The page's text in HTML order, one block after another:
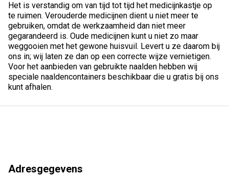
Het is verstandig om van tijd tot tijd het medicijnkastje op
te ruimen. Verouderde medicijnen dient u niet meer te
gebruiken, omdat de werkzaamheid dan niet meer
gegarandeerd is. Oude medicijnen kunt u niet zo maar
weggooien met het gewone huisvuil. Levert u ze daarom bij
ons in; wij laten ze dan op een correcte wijze vernietigen.
Voor het aanbieden van gebruikte naalden hebben wij
speciale naaldencontainers beschikbaar die u gratis bij ons
kunt afhalen.
Adresgegevens